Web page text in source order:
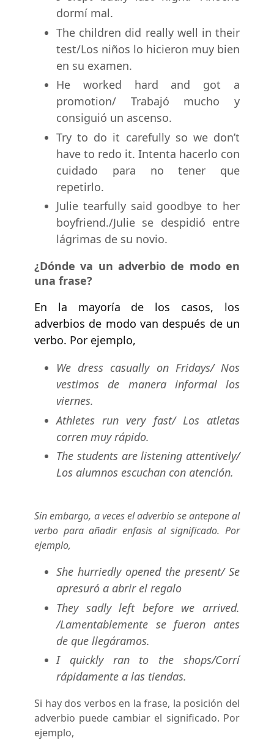
dormí mal.
The children did really well in their
test/Los niños lo hicieron muy bien
en su examen.
He worked hard and got a
promotion/ Trabajó mucho y
consiguió un ascenso.
Try to do it carefully so we don’t
have to redo it. Intenta hacerlo con
cuidado para no tener que
repetirlo.
Julie tearfully said goodbye to her
boyfriend./Julie se despidió entre
lágrimas de su novio.
¿Dónde va un adverbio de modo en
una frase?
En la mayoría de los casos, los
adverbios de modo van después de un
verbo. Por ejemplo,
We dress casually on Fridays/ Nos
vestimos de manera informal los
viernes.
Athletes run very fast/ Los atletas
corren muy rápido.
The students are listening attentively/
Los alumnos escuchan con atención.
Sin embargo, a veces el adverbio se antepone al
verbo para añadir enfasis al significado. Por
ejemplo,
She hurriedly opened the present/ Se
apresuró a abrir el regalo
They sadly left before we arrived.
/Lamentablemente se fueron antes
de que llegáramos.
I quickly ran to the shops/Corrí
rápidamente a las tiendas.
Si hay dos verbos en la frase, la posición del
adverbio puede cambiar el significado. Por
ejemplo,